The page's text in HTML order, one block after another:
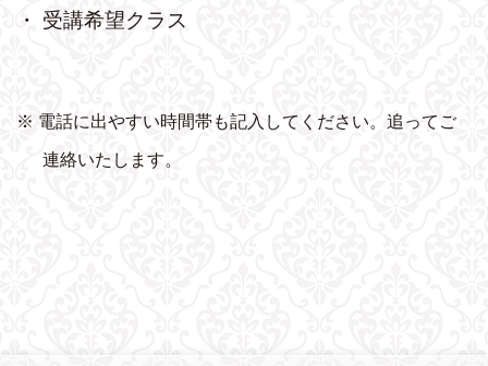
・ 受講希望クラス
※ 電話に出やすい時間帯も記入してください。追ってご
連絡いたします。